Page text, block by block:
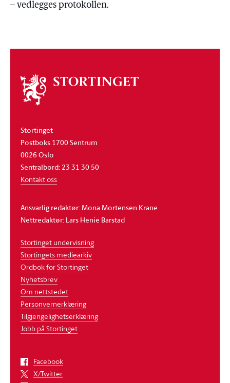
– vedlegges protokollen.
Om
stortinget
Stortinget
Postboks 1700 Sentrum
0026 Oslo
Sentralbord: 23 31 30 50
Kontakt oss
Ansvarlig redaktør: Mona Mortensen Krane
Nettredaktør: Lars Henie Barstad
Stortinget undervisning
Stortingets mediearkiv
Ordbok for Stortinget
Nyhetsbrev
Om nettstedet
Personvernerklæring
Tilgjengelighetserklæring
Jobb på Stortinget
Facebook
X/Twitter